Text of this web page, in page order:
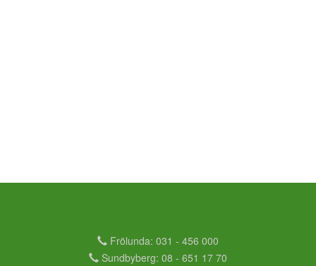
Frölunda: 031 - 456 000
Sundbyberg: 08 - 651 17 70